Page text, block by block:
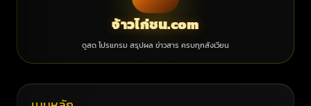
จ้าวไก่ชน.com
ดูสด โปรแกรม สรุปผล ข่าวสาร ครบทุกสังเวียน